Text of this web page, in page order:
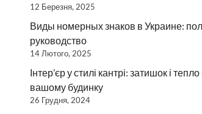
12 Березня, 2025
Виды номерных знаков в Украине:
руководство
14 Лютого, 2025
Інтер’єр у стилі кантрі: затишок і тепло
вашому будинку
26 Грудня, 2024